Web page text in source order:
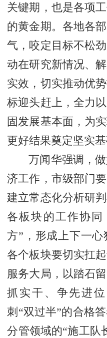
关键期，也是各项
的黄金期。各地各
气，咬定目标不松
动在研究新情况、
实效，切实推动优
标迎头赶上，全力
固发展基本面，为
更好结果奠定坚实基
万闻华强调，
济工作，市级部门
建立常态化分析研
各板块的工作协同
方”，形成上下一心
各个板块要切实扛
服务大局，以踏石
抓实干、争先进
刺“双过半”的合格
分管领域的“施工队